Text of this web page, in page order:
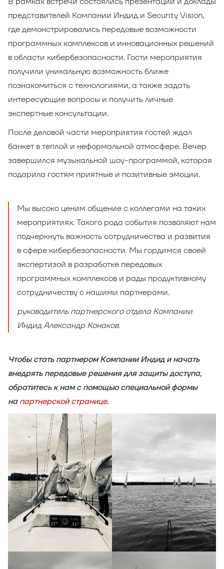
представителей Компании Индид и Security Vision,
где демонстрировались передовые возможности
программных комплексов и инновационных решений
в области кибербезопасности. Гости мероприятия
получили уникальную возможность ближе
познакомиться с технологиями, а также задать
интересующие вопросы и получить личные
экспертные консультации.
После деловой части мероприятия гостей ждал
банкет в теплой и неформальной атмосфере. Вечер
завершился музыкальной шоу-программой, которая
подарила гостям приятные и позитивные эмоции.
Мы высоко ценим общение с коллегами на таких
мероприятиях. Такого рода события позволяют нам
подчеркнуть важность сотрудничества и развития
в сфере кибербезопасности. Мы гордимся своей
экспертизой в разработке передовых
программных комплексов и рады продуктивному
сотрудничеству с нашими партнерами.
руководитель партнерского отдела Компании
Индид Александр Конаков.
Чтобы стать партнером Компании Индид и начать
внедрять передовые решения для защиты доступа,
обратитесь к нам с помощью специальной формы
на партнерской странице.